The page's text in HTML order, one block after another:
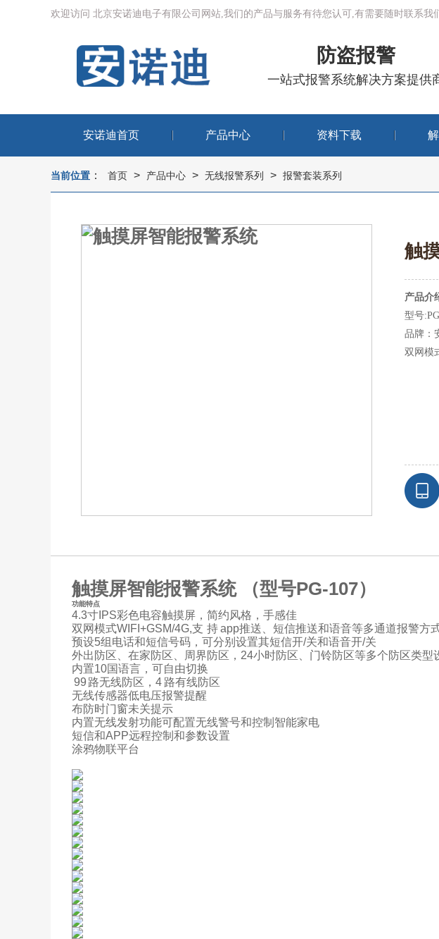
欢迎访问 北京安诺迪电子有限公司网站,我们的产品与服务有待您认可,有需要随时联系我
防盗报警
一站式报警系统解决方案提供
安诺迪首页 产品中心 资料下载
当前位置 ： 首页 > 产品中心 > 无线报警系列 > 报警套装系列
触
产品介
型号
品牌：
双网模
触摸屏智能报警系统 （型号PG-107）
功能特点
4.3寸IPS彩色电容触摸屏，简约风格，手感佳
双网模式WIFI+GSM/4G,支 持 app推送、短信推送和语音等多通道报警方
预设5组电话和短信号码，可分别设置其短信开/关和语音开/关
外出防区、在家防区、周界防区，24小时防区、门铃防区等多个防区类型
内置10国语言，可自由切换
99 路无线防区，4 路有线防区
无线传感器低电压报警提醒
布防时门窗未关提示
内置无线发射功能可配置无线警号和控制智能家电
短信和APP远程控制和参数设置
涂鸦物联平台